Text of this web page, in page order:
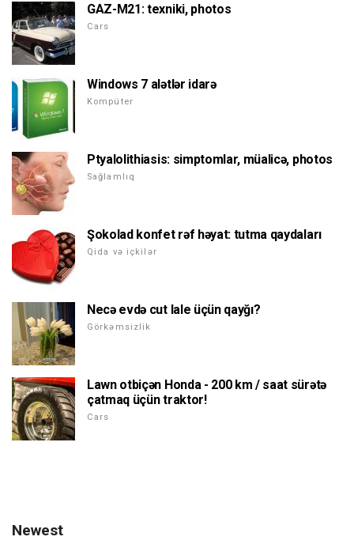
GAZ-M21: texniki, photos
Cars
Windows 7 alətlər idarə
Kompüter
Ptyalolithiasis: simptomlar, müalicə, photos
Sağlamlıq
Şokolad konfet rəf həyat: tutma qaydaları
Qida və içkilər
Necə evdə cut lale üçün qayğı?
Görkəmsizlik
Lawn otbiçən Honda - 200 km / saat sürətə
çatmaq üçün traktor!
Cars
Newest